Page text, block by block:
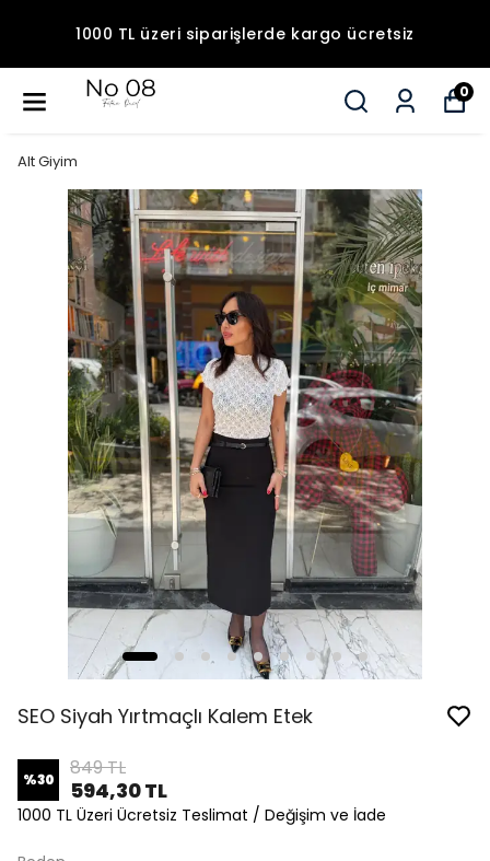
1000 TL üzeri siparişlerde kargo ücretsiz
0
Alt Giyim
SEO Siyah Yırtmaçlı Kalem Etek
%30 849 TL
594,30 TL
1000 TL Üzeri Ücretsiz Teslimat / Değişim ve İade